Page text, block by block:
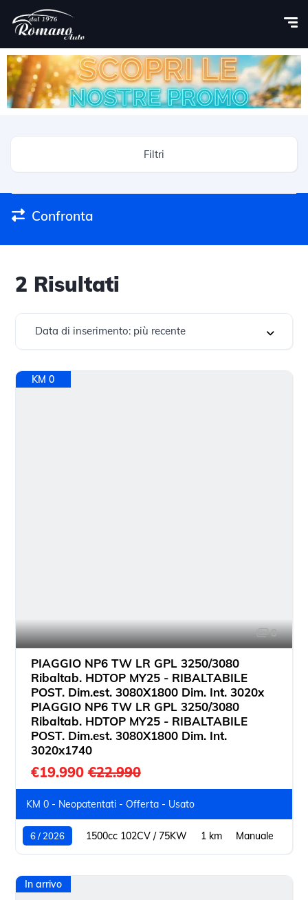
Filtri
Confronta
2 Risultati
Data di inserimento: più recente
KM 0
8
PIAGGIO NP6 TW LR GPL 3250/3080
Ribaltab. HDTOP MY25 - RIBALTABILE
POST. Dim.est. 3080X1800 Dim. Int. 3020x
PIAGGIO NP6 TW LR GPL 3250/3080
Ribaltab. HDTOP MY25 - RIBALTABILE
POST. Dim.est. 3080X1800 Dim. Int.
3020x1740
€19.990€22.990
KM 0 - Neopatentati - Offerta - Usato
6 / 2026 1500cc 102CV / 75KW 1 km Manuale
In arrivo